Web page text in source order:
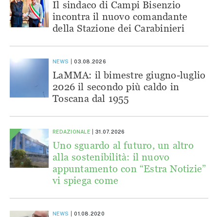
Il sindaco di Campi Bisenzio
incontra il nuovo comandante
della Stazione dei Carabinieri
NEWS 03.08.2026
LaMMA: il bimestre giugno-luglio
2026 il secondo più caldo in
Toscana dal 1955
REDAZIONALE 31.07.2026
Uno sguardo al futuro, un altro
alla sostenibilità: il nuovo
appuntamento con “Estra Notizie”
vi spiega come
NEWS 01.08.2020